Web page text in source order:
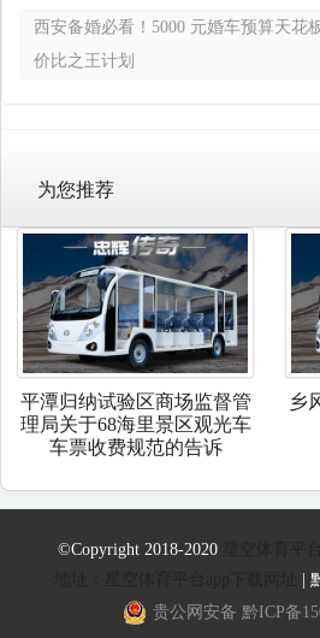
西安备婚必看！5000 元婚车预算天花
价比之王计划
为您推荐
平潭归纳试验区商场监督管
理局关于68海里景区观光车
车票收费规范的告诉
乡
©Copyright 2018-2020
贵公网安备 黔ICP备